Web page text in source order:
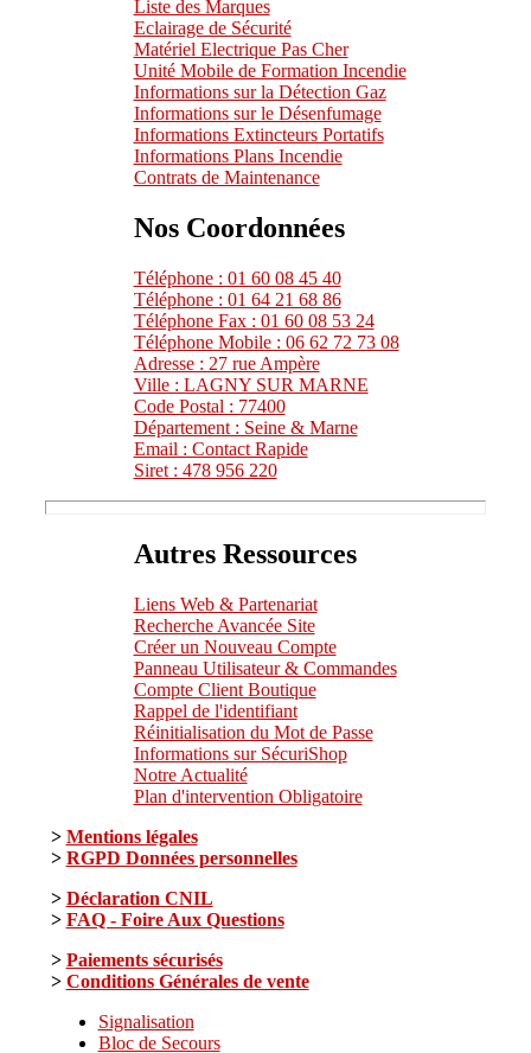
Liste des Marques
Eclairage de Sécurité
Matériel Electrique Pas Cher
Unité Mobile de Formation Incendie
Informations sur la Détection Gaz
Informations sur le Désenfumage
Informations Extincteurs Portatifs
Informations Plans Incendie
Contrats de Maintenance
Nos Coordonnées
Téléphone : 01 60 08 45 40
Téléphone : 01 64 21 68 86
Téléphone Fax : 01 60 08 53 24
Téléphone Mobile : 06 62 72 73 08
Adresse : 27 rue Ampère
Ville : LAGNY SUR MARNE
Code Postal : 77400
Département : Seine & Marne
Email : Contact Rapide
Siret : 478 956 220
Autres Ressources
Liens Web & Partenariat
Recherche Avancée Site
Créer un Nouveau Compte
Panneau Utilisateur & Commandes
Compte Client Boutique
Rappel de l'identifiant
Réinitialisation du Mot de Passe
Informations sur SécuriShop
Notre Actualité
Plan d'intervention Obligatoire
> Mentions légales
> RGPD Données personnelles
> Déclaration CNIL
> FAQ - Foire Aux Questions
> Paiements sécurisés
> Conditions Générales de vente
Signalisation
Bloc de Secours